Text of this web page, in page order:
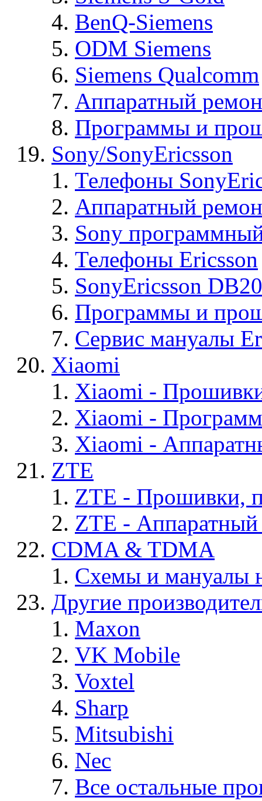
BenQ-Siemens
ODM Siemens
Siemens Qualcomm
Аппаратный
Программы и
Sony/SonyEricsson
Телефоны
Аппаратный
Sony
Телефоны Ericsson
SonyEricsson
Программы и
Сервис мануалы
Xiaomi
Xiaomi -
Xiaomi -
Xiaomi -
ZTE
ZTE - Прошивки,
ZTE -
CDMA & TDMA
Схемы и мануалы
Другие
Maxon
VK Mobile
Voxtel
Sharp
Mitsubishi
Nec
Все остальные